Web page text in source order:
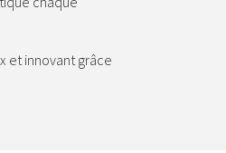
et innovant grâce